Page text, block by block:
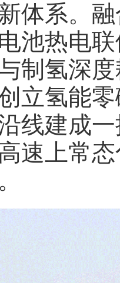
体系。
池热电
制氢深
立氢能
线建成
速上常